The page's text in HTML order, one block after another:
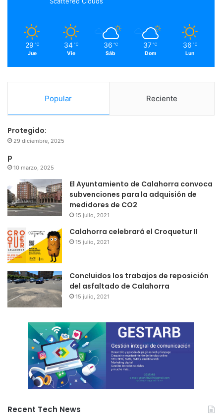
m
29 ℃
Jue
34 ℃
Vie
36 ℃
Sáb
37 ℃
Dom
36 ℃
Lun
Popular Reciente
Protegido:
29 diciembre, 2025
p
10 marzo, 2025
El Ayuntamiento de Calahorra convoca
subvenciones para la adquisión de
medidores de CO2
15 julio, 2021
Calahorra celebrará el Croquetur II
15 julio, 2021
Concluidos los trabajos de reposición
del asfaltado de Calahorra
15 julio, 2021
Recent Tech News